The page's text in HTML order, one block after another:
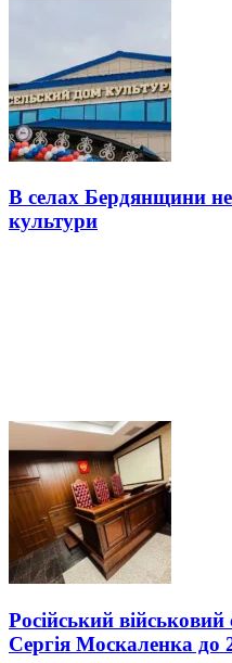
В селах Бердянщини не
культури
Російський
Сергія Москаленка до